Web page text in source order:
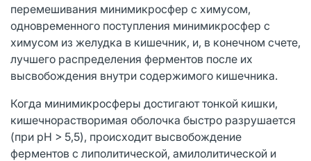
перемешивания минимикросфер с химусом,
одновременного поступления минимикросфер с
химусом из желудка в кишечник, и, в конечном счете,
лучшего распределения ферментов после их
высвобождения внутри содержимого кишечника.
Когда минимикросферы достигают тонкой кишки,
кишечнорастворимая оболочка быстро разрушается
(при pH > 5,5), происходит высвобождение
ферментов с липолитической, амилолитической и